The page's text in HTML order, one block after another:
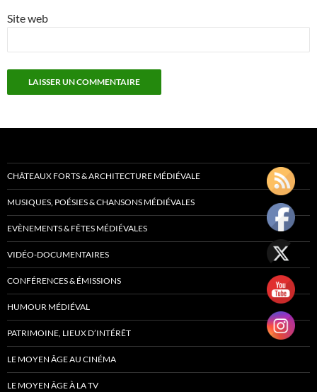
Site web
CHÂTEAUX FORTS & ARCHITECTURE MÉDIÉVALE
MUSIQUES, POÉSIES & CHANSONS MÉDIÉVALES
EVÈNEMENTS & FÊTES MÉDIÉVALES
VIDÉO-DOCUMENTAIRES
CONFÉRENCES & ÉMISSIONS
HUMOUR MÉDIÉVAL
PATRIMOINE, LIEUX D’INTÉRÊT
LE MOYEN ÂGE AU CINÉMA
LE MOYEN ÂGE À LA TV